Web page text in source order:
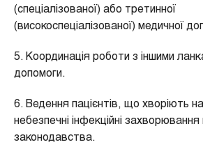
(спеціалізованої) або третинної
(високоспеціалізованої) медичної
5. Координація роботи з іншими
допомоги.
6. Ведення пацієнтів, що хворіють
небезпечні інфекційні захворювання
законодавства.